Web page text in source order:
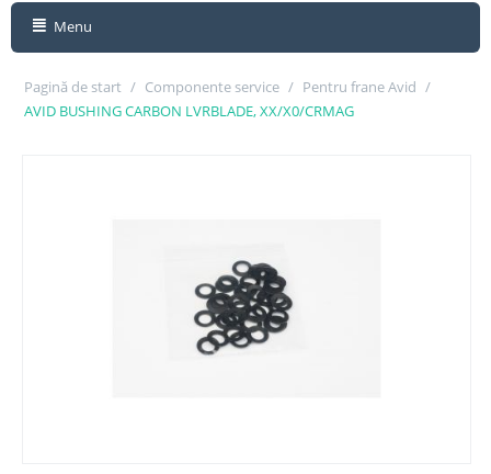
Menu
Pagină de start / Componente service / Pentru frane Avid /
AVID BUSHING CARBON LVRBLADE, XX/X0/CRMAG